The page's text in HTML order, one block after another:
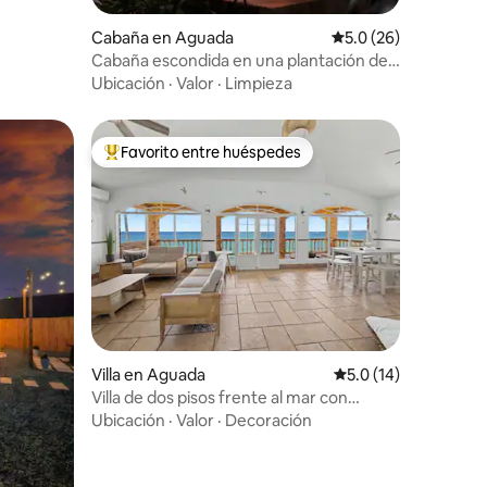
Cabaña en Aguada Calificación
5.0 (26)
Cabaña escondida en una plantación de
cacao entre el bosque y el mar
Ubicación · Valor · Limpieza
De los mejores en Favorito entre huéspedes
Favorito entre huéspedes
Villa en Aguada Calificación
5.0 (14)
Villa de dos pisos frente al mar con
4 habitaciones · Jacuzzi · Aguada
Ubicación · Valor · Decoración